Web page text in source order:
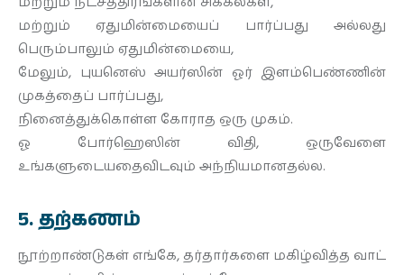
மற்றும் ஏதுமின்மையைப் பார்ப்பது அல்லது
பெரும்பாலும் ஏதுமின்மையை,
மேலும், புயனெஸ் அயர்ஸின் ஓர் இளம்பெண்ணின்
முகத்தைப் பார்ப்பது,
நினைத்துக்கொள்ள கோராத ஒரு முகம்.
ஓ போர்ஹெஸின் விதி, ஒருவேளை
உங்களுடையதைவிடவும் அந்நியமானதல்ல.
5. தற்கணம்
நூற்றாண்டுகள் எங்கே, தர்தார்களை மகிழ்வித்த வாட்